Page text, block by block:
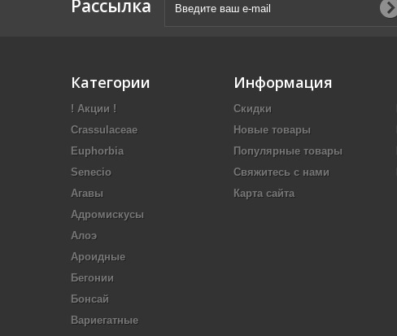
Рассылка
Категории
! Акции !
Crassulaceae
Euphorbia
Senecio
Агавы
Адромискусы
Алоэ
Ароидные
Бегонии
Бонсай
Вариегатные
Информация
Скидки
Новые товары
Популярные товары
Свяжитесь с нами
Карта сайта